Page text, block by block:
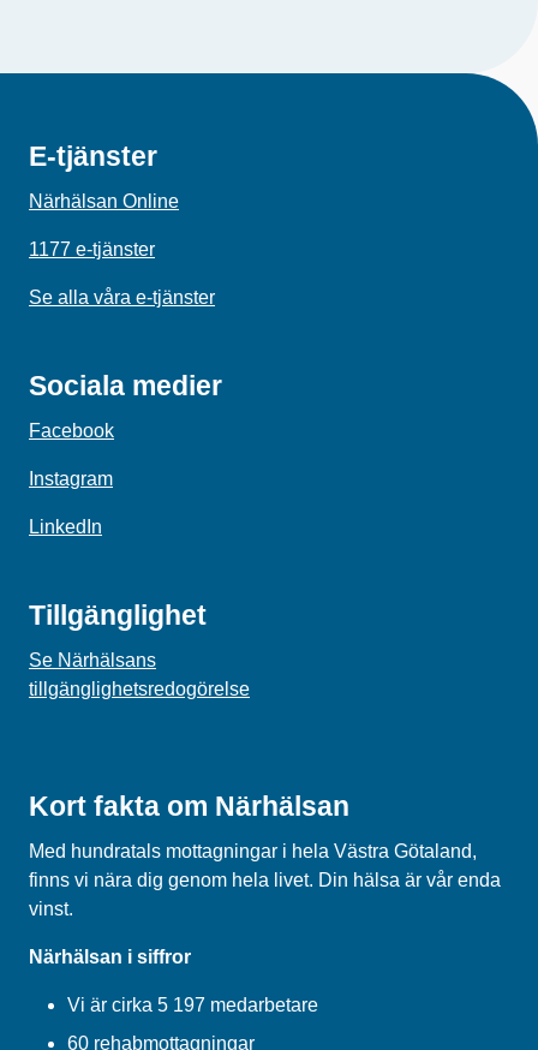
E-tjänster
Närhälsan Online
1177 e-tjänster
Se alla våra e-tjänster
Sociala medier
Facebook
Instagram
LinkedIn
Tillgänglighet
Se Närhälsans
tillgänglighetsredogörelse
Kort fakta om Närhälsan
Med hundratals mottagningar i hela Västra Götaland,
finns vi nära dig genom hela livet. Din hälsa är vår enda
vinst.
Närhälsan i siffror
Vi är cirka 5 197 medarbetare
60 rehabmottagningar